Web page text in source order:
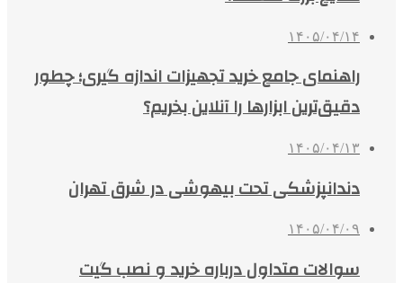
۱۴۰۵/۰۴/۱۴
راهنمای جامع خرید تجهیزات اندازه گیری؛ چطور
دقیق‌ترین ابزارها را آنلاین بخریم؟
۱۴۰۵/۰۴/۱۳
دندانپزشکی تحت بیهوشی در شرق تهران
۱۴۰۵/۰۴/۰۹
سوالات متداول درباره خرید و نصب گیت